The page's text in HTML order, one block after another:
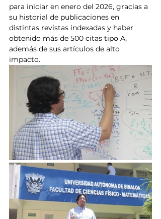
para iniciar en enero del 2026, gracias a
su historial de publicaciones en
distintas revistas indexadas y haber
obtenido más de 500 citas tipo A,
además de sus artículos de alto
impacto.